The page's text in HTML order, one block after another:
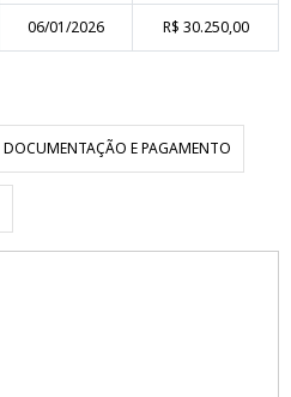
06/01/2026 R$ 30.250,00
DOCUMENTAÇÃO E PAGAMENTO